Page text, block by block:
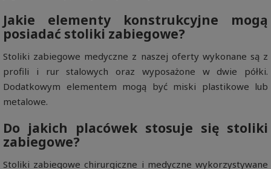
Jakie elementy konstrukcyjne mogą
posiadać stoliki zabiegowe?
Stoliki zabiegowe medyczne z naszej oferty wykonane są z
profili i rur stalowych oraz wyposażone w dwie półki.
Dodatkowym elementem mogą być miski plastikowe lub
metalowe.
Do jakich placówek stosuje się stoliki
zabiegowe?
Stoliki zabiegowe chirurgiczne i medyczne wykorzystywane